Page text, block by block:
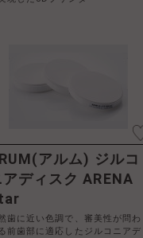
アルム) ジルコ
アディスク ARENA
歯に近い色調で、審美性が問わ
前歯部に適応したジルコニアデ